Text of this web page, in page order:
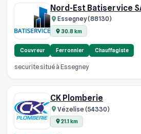
Nord-Est Batiservice
Essegney (88130)
30.8 km
Couvreur Ferronnier Chauffagiste
securite situé à Essegney
CK Plomberie
Vézelise (54330)
21.1 km